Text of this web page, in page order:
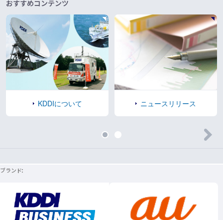
おすすめコンテンツ
KDDIについて ニュースリリース
ブランド
新規ウィンドウで開く 新規ウィンドウで